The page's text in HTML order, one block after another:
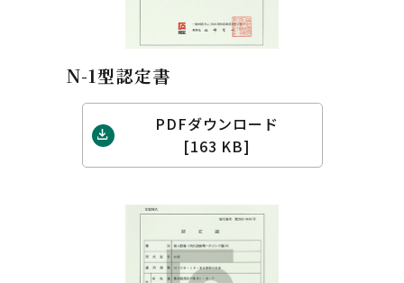
N-1型認定書
PDFダウンロード
[163 KB]